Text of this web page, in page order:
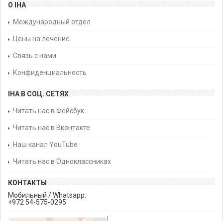
О IHA
Международный отдел
Цены на лечение
Связь с нами
Конфиденциальность
IHA В СОЦ. СЕТЯХ
Читать нас в Фейсбук
Читать нас в Вконтакте
Наш канал YouTube
Читать нас в Одноклассниках
КОНТАКТЫ
Мобильный / Whatsapp:
+972 54-575-0295